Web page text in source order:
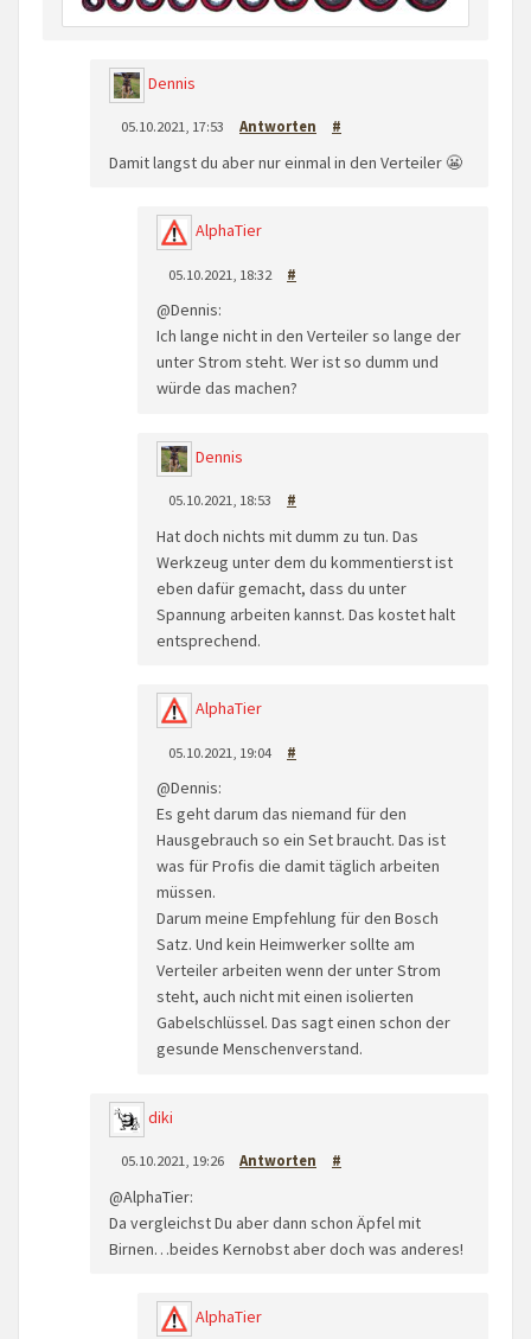
Dennis
05.10.2021, 17:53 Antworten #
Damit langst du aber nur einmal in den Verteiler 😬
AlphaTier
05.10.2021, 18:32 #
@Dennis:
Ich lange nicht in den Verteiler so lange der
unter Strom steht. Wer ist so dumm und
würde das machen?
Dennis
05.10.2021, 18:53 #
Hat doch nichts mit dumm zu tun. Das
Werkzeug unter dem du kommentierst ist
eben dafür gemacht, dass du unter
Spannung arbeiten kannst. Das kostet halt
entsprechend.
AlphaTier
05.10.2021, 19:04 #
@Dennis:
Es geht darum das niemand für den
Hausgebrauch so ein Set braucht. Das ist
was für Profis die damit täglich arbeiten
müssen.
Darum meine Empfehlung für den Bosch
Satz. Und kein Heimwerker sollte am
Verteiler arbeiten wenn der unter Strom
steht, auch nicht mit einen isolierten
Gabelschlüssel. Das sagt einen schon der
gesunde Menschenverstand.
diki
05.10.2021, 19:26 Antworten #
@AlphaTier:
Da vergleichst Du aber dann schon Äpfel mit
Birnen…beides Kernobst aber doch was anderes!
AlphaTier